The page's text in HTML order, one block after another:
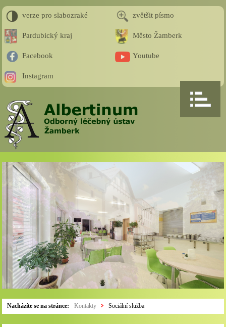
verze pro slabozraké zvětšit písmo
Pardubický kraj Město Žamberk
Facebook Youtube
Instagram
Nacházíte se na stránce: Kontakty Sociální služba